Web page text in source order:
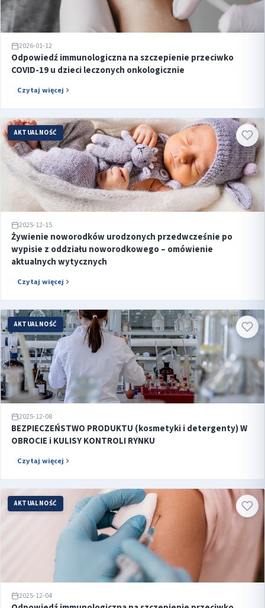
2026-01-12
Odpowiedź immunologiczna na szczepienie przeciwko
COVID-19 u dzieci leczonych onkologicznie
Czytaj więcej
AKTUALNOŚĆ
2025-12-15
Żywienie noworodków urodzonych przedwcześnie po
wypisie z oddziału noworodkowego – omówienie
aktualnych wytycznych
Czytaj więcej
AKTUALNOŚĆ
2025-12-08
BEZPIECZEŃSTWO PRODUKTU (kosmetyki i detergenty) W
OBROCIE i KULISY KONTROLI RYNKU
Czytaj więcej
AKTUALNOŚĆ
2025-12-04